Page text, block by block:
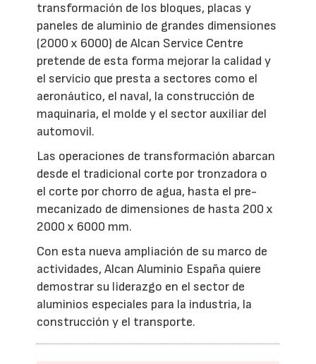
transformación de los bloques, placas y
paneles de aluminio de grandes dimensiones
(2000 x 6000) de Alcan Service Centre
pretende de esta forma mejorar la calidad y
el servicio que presta a sectores como el
aeronáutico, el naval, la construcción de
maquinaria, el molde y el sector auxiliar del
automovil.
Las operaciones de transformación abarcan
desde el tradicional corte por tronzadora o
el corte por chorro de agua, hasta el pre-
mecanizado de dimensiones de hasta 200 x
2000 x 6000 mm.
Con esta nueva ampliación de su marco de
actividades, Alcan Aluminio España quiere
demostrar su liderazgo en el sector de
aluminios especiales para la industria, la
construcción y el transporte.